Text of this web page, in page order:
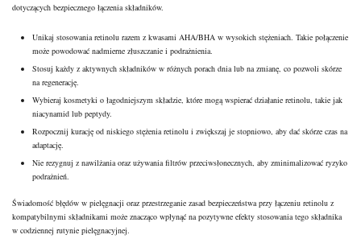
dotyczących bezpiecznego łączenia składników.
Unikaj stosowania retinolu razem z kwasami AHA/BHA w wysokich stężeniach. Takie połączenie
może powodować nadmierne złuszczanie i podrażnienia.
Stosuj każdy z aktywnych składników w różnych porach dnia lub na zmianę, co pozwoli skórze
na regenerację.
Wybieraj kosmetyki o łagodniejszym składzie, które mogą wspierać działanie retinolu, takie jak
niacynamid lub peptydy.
Rozpocznij kurację od niskiego stężenia retinolu i zwiększaj je stopniowo, aby dać skórze czas na
adaptację.
Nie rezygnuj z nawilżania oraz używania filtrów przeciwsłonecznych, aby zminimalizować ryzyko
podrażnień.
Świadomość błędów w pielęgnacji oraz przestrzeganie zasad bezpieczeństwa przy łączeniu retinolu z
kompatybilnymi składnikami może znacząco wpłynąć na pozytywne efekty stosowania tego składnika
w codziennej rutynie pielęgnacyjnej.